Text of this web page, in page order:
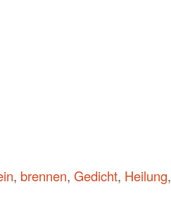
, brennen, Gedicht, Heilung